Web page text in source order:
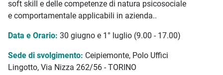
soft skill e delle competenze di natura psicosociale
e comportamentale applicabili in azienda..
Data e Orario: 30 giugno e 1° luglio (9.00 - 17.00)
Sede di svolgimento: Ceipiemonte, Polo Uffici
Lingotto, Via Nizza 262/56 - TORINO